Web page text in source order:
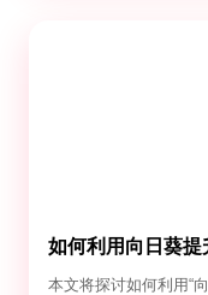
如何利用向日葵提
本文将探讨如何利用“